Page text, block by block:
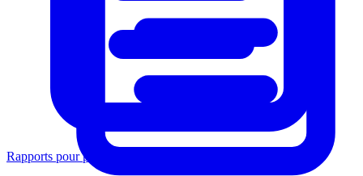
Rapports pour prêteurs